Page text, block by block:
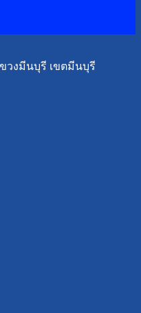
วงมีนบุรี เขตมีนบุรี